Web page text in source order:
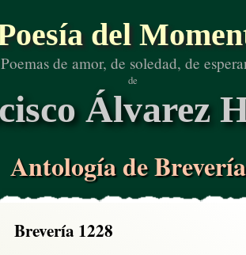
del
Poemas de amor, de soledad, de
de
Álvarez
Antología de
Brevería 1228